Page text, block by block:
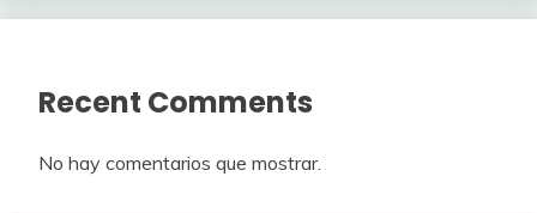
Recent Comments
No hay comentarios que mostrar.